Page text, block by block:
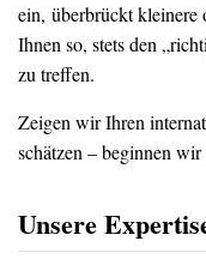
ein, überbrückt
Ihnen so, stets den
zu treffen.
Zeigen wir Ihren
schätzen – beginnen
Unsere